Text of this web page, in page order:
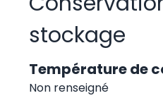
stockage
Température de
Non renseigné